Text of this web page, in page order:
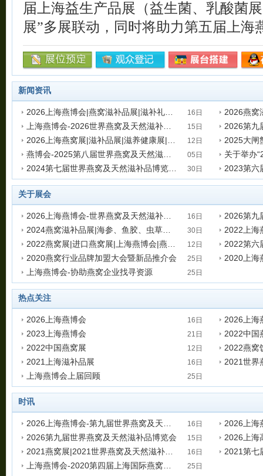
届上海益生产品展（益生菌、乳酸菌
展”多展联动，同时将助力第五届上
新闻资讯
16日
发表时间:2025-12-16 10:36:13 发表时间
15日
发表时间:2025-12-15 11:14:06
2026第九
发表时间
12日
发表时间:2025-09-12 11:21:01 发表时间
05日
发表时间:2024-11-05 13:39:31 发表时间
30日
关于展会
16日
发表时间:2025-12-16 11:09:20
2026第九
发表时间
30日
发表时间:2023-10-30 14:55:23 发表时间
12日
发表时间:2022-01-12 21:56:48 发表时间
2020燕窝行业品牌加盟大会暨新品推介会 25日
发表时间:2019-12-25 16:41:22
2020上海
上海燕博会-协助燕窝企业找寻资源 25日
热点关注
2026上海燕博会 16日
发表时间:2025-12-16 11:14:08 发表时间
2023上海燕博会 21日
发表时间:2023-02-21 00:31:11 发表时间
2022中国燕窝展 12日
发表时间:2022-01-12 21:48:51
2022燕窝
发表时间
2021上海滋补品展 16日
发表时间:2021-08-16 20:52:50
2021世界
上海燕博会上届回顾 25日
时讯
16日
发表时间:2025-12-16 11:05:19
2026上海
发表时间
2026第九届世界燕窝及天然滋补品博览会 15日
发表时间:2025-12-15 11:12:21
2026上海
发表时间
16日
发表时间:2021-08-16 20:45:14 25日